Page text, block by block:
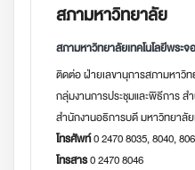
สภามหาวิทยาลัย
สภามหาวิทยาลัยเทคโนโลยีพระจ
ติดต่อ ฝ่ายเลขานุการสภามหาวิ
กลุ่มงานการประชุมและพิธีการ ส
สำนักงานอธิการบดี มหาวิทยาลัย
โทรศัพท์0 2470 8035, 8040,
โทรสาร0 2470 8046